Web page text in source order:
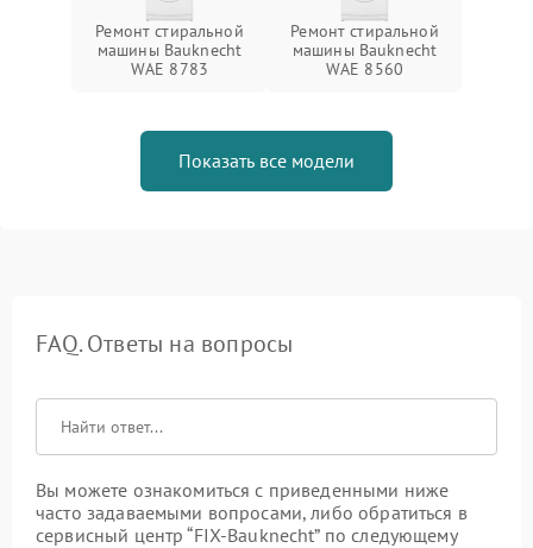
Ремонт стиральной
машины Bauknecht
WAE 8783
Ремонт стиральной
машины Bauknecht
WAE 8560
Показать все модели
FAQ. Ответы на вопросы
Вы можете ознакомиться с приведенными ниже
часто задаваемыми вопросами, либо обратиться в
сервисный центр “FIX-Bauknecht” по следующему